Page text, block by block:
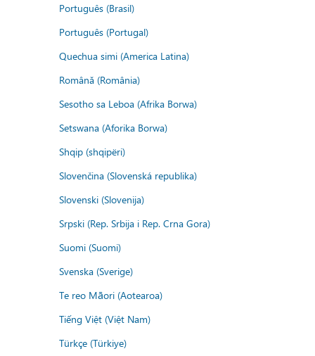
Português (Brasil)
Português (Portugal)
Quechua simi (America Latina)
Română (România)
Sesotho sa Leboa (Afrika Borwa)
Setswana (Aforika Borwa)
Shqip (shqipëri)
Slovenčina (Slovenská republika)
Slovenski (Slovenija)
Srpski (Rep. Srbija i Rep. Crna Gora)
Suomi (Suomi)
Svenska (Sverige)
Te reo Māori (Aotearoa)
Tiếng Việt (Việt Nam)
Türkçe (Türkiye)